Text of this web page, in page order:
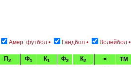
Амер. футбол • Гандбол • Волейбол •
П2 Ф1 К1 Ф2 К2 < TM